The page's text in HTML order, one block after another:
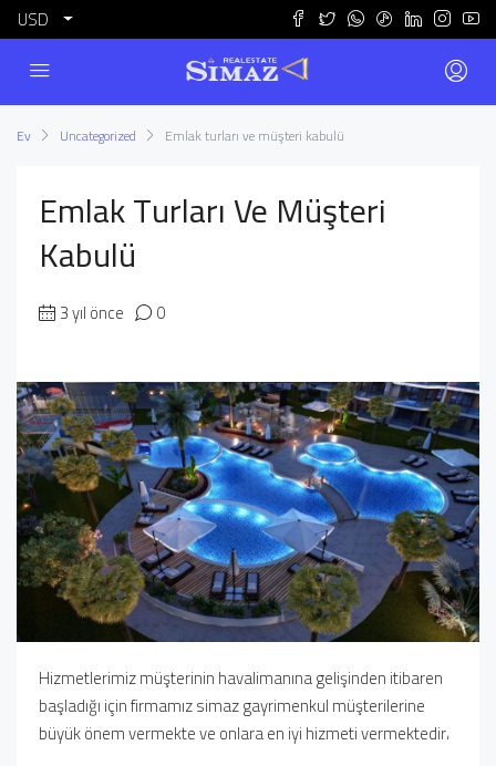
USD
Ev Uncategorized Emlak turları ve müşteri kabulü
Emlak Turları Ve Müşteri
Kabulü
3 yıl önce 0
Hizmetlerimiz müşterinin havalimanına gelişinden itibaren
başladığı için firmamız simaz gayrimenkul müşterilerine
büyük önem vermekte ve onlara en iyi hizmeti vermektedir،